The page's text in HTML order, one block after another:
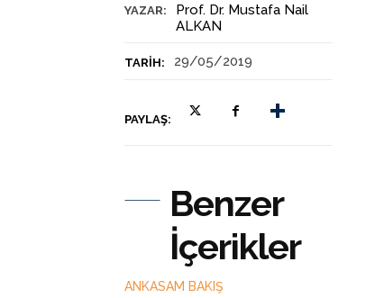
YAZAR:
Prof. Dr. Mustafa Nail
ALKAN
TARIH: 29/05/2019
PAYLAŞ:
Benzer
İçerikler
ANKASAM BAKIŞ